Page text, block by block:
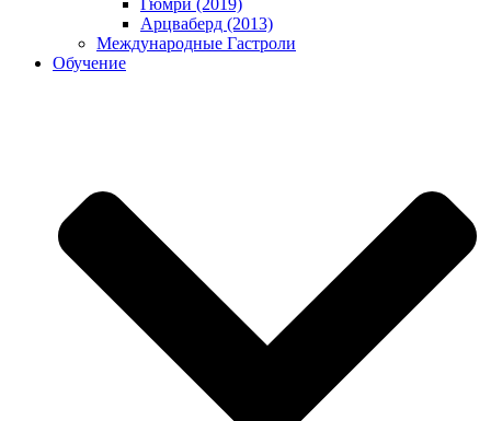
Гюмри (2019)
Арцваберд (2013)
Международные Гастроли
Обучение